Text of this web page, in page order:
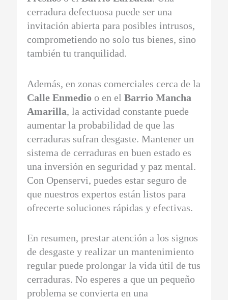
cerradura defectuosa puede ser una
invitación abierta para posibles intrusos,
comprometiendo no solo tus bienes, sino
también tu tranquilidad.
Además, en zonas comerciales cerca de la
Calle Enmedio o en elBarrio Mancha
Amarilla, la actividad constante puede
aumentar la probabilidad de que las
cerraduras sufran desgaste. Mantener un
sistema de cerraduras en buen estado es
una inversión en seguridad y paz mental.
Con Openservi, puedes estar seguro de
que nuestros expertos están listos para
ofrecerte soluciones rápidas y efectivas.
En resumen, prestar atención a los signos
de desgaste y realizar un mantenimiento
regular puede prolongar la vida útil de tus
cerraduras. No esperes a que un pequeño
problema se convierta en una